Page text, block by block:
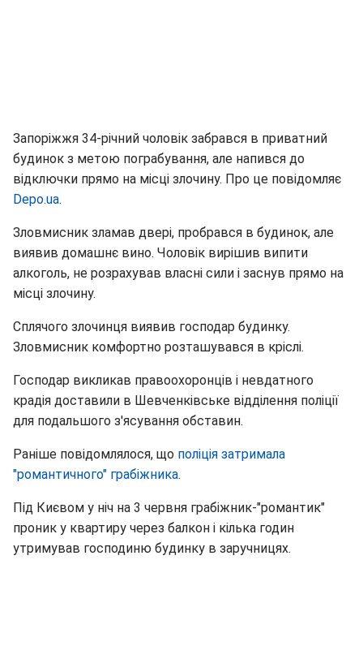
Запоріжжя 34-річний чоловік забрався в приватний
будинок з метою пограбування, але напився до
відключки прямо на місці злочину. Про це повідомляє
Depo.ua.
Зловмисник зламав двері, пробрався в будинок, але
виявив домашнє вино. Чоловік вирішив випити
алкоголь, не розрахував власні сили і заснув прямо на
місці злочину.
Сплячого злочинця виявив господар будинку.
Зловмисник комфортно розташувався в кріслі.
Господар викликав правоохоронців і невдатного
крадія доставили в Шевченківське відділення поліції
для подальшого з'ясування обставин.
Раніше повідомлялося, що поліція затримала
"романтичного" грабіжника.
Під Києвом у ніч на 3 червня грабіжник-"романтик"
проник у квартиру через балкон і кілька годин
утримував господиню будинку в заручницях.